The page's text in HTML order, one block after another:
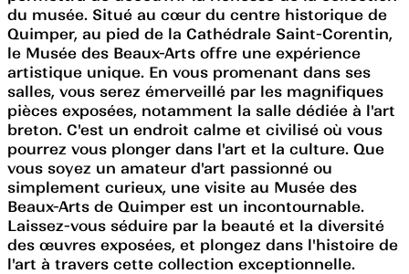
du musée. Situé au cœur du centre historique de
Quimper, au pied de la Cathédrale Saint-Corentin,
le Musée des Beaux-Arts offre une expérience
artistique unique. En vous promenant dans ses
salles, vous serez émerveillé par les magnifiques
pièces exposées, notamment la salle dédiée à l'art
breton. C'est un endroit calme et civilisé où vous
pourrez vous plonger dans l'art et la culture. Que
vous soyez un amateur d'art passionné ou
simplement curieux, une visite au Musée des
Beaux-Arts de Quimper est un incontournable.
Laissez-vous séduire par la beauté et la diversité
des œuvres exposées, et plongez dans l'histoire de
l'art à travers cette collection exceptionnelle.